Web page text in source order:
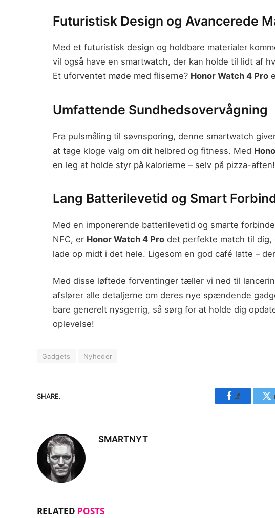
Futuristisk Design og Avancerede
Med et futuristisk design og holdbare materialer
vil også have en smartwatch, der kan holde til lidt af
Et uforventet møde med fliserne? Honor Watch 4 Pro
Umfattende Sundhedsovervågning
Fra pulsmåling til søvnsporing, denne smartwatch
at tage kloge valg om dit helbred og fitness. Med
en leg at holde styr på kalorierne – selv på pizza-aften!
Lang Batterilevetid og Smart
Med en imponerende batterilevetid og smarte
NFC, er Honor Watch 4 Pro det perfekte match til
lade op midt i det hele. Ligesom en god café latte –
Med disse løftede forventinger tæller vi ned til
afslører alle detaljerne om deres nye spændende
bare generelt nysgerrig, så sørg for at holde dig
oplevelse!
Gadgets Nyheder
SHARE.
Facebook
SMARTNYT
RELATED POSTS